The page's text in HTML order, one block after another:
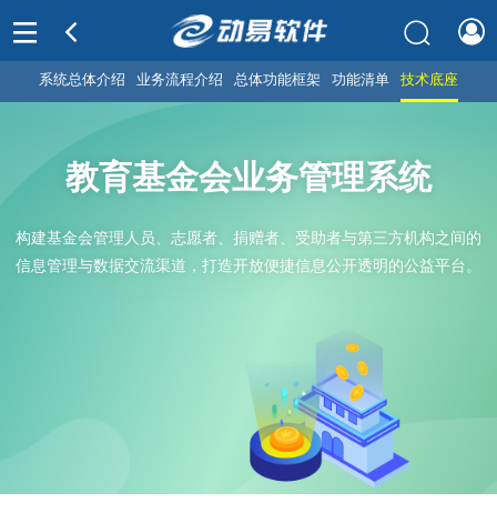
系统总体介绍 业务流程介绍 总体功能框架 功能清单 技术底座
教育基金会业务管理系统
构建基金会管理人员、志愿者、捐赠者、受助者与第三方机构之间的
信息管理与数据交流渠道，打造开放便捷信息公开透明的公益平台。